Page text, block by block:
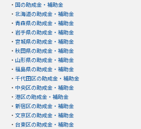
・ 国の助成金・補助金
・ 北海道の助成金・補助金
・ 青森県の助成金・補助金
・ 岩手県の助成金・補助金
・ 宮城県の助成金・補助金
・ 秋田県の助成金・補助金
・ 山形県の助成金・補助金
・ 福島県の助成金・補助金
・ 千代田区の助成金・補助金
・ 中央区の助成金・補助金
・ 港区の助成金・補助金
・ 新宿区の助成金・補助金
・ 文京区の助成金・補助金
・ 台東区の助成金・補助金